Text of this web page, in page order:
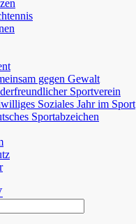
gegen Gewalt
Sportverein
Soziales Jahr im Sport
Sportabzeichen